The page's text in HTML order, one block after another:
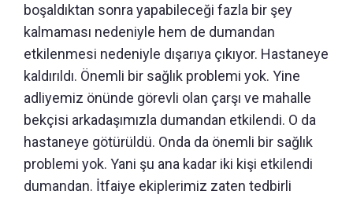
boşaldıktan sonra yapabileceği fazla bir şey
kalmaması nedeniyle hem de dumandan
etkilenmesi nedeniyle dışarıya çıkıyor. Hastaneye
kaldırıldı. Önemli bir sağlık problemi yok. Yine
adliyemiz önünde görevli olan çarşı ve mahalle
bekçisi arkadaşımızla dumandan etkilendi. O da
hastaneye götürüldü. Onda da önemli bir sağlık
problemi yok. Yani şu ana kadar iki kişi etkilendi
dumandan. İtfaiye ekiplerimiz zaten tedbirli